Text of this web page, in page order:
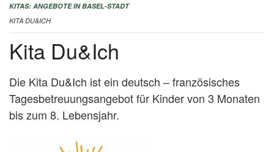
IMPRESSUM
KITAS: ANGEBOTE IN BASEL-STADT
KITA DU&ICH
Kita Du&Ich
Die Kita Du&Ich ist ein deutsch – französisches
Tagesbetreuungsangebot für Kinder von 3 Monaten
bis zum 8. Lebensjahr.